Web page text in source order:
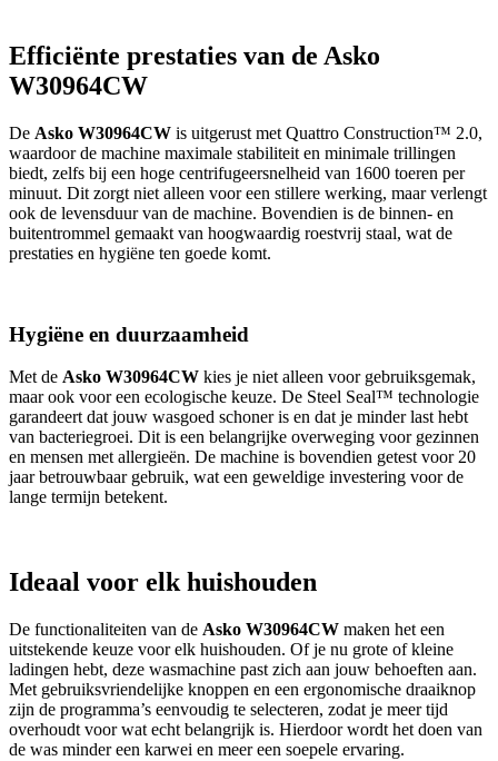
Efficiënte prestaties van de Asko
W30964CW
De Asko W30964CW is uitgerust met Quattro Construction™ 2.0,
waardoor de machine maximale stabiliteit en minimale trillingen
biedt, zelfs bij een hoge centrifugeersnelheid van 1600 toeren per
minuut. Dit zorgt niet alleen voor een stillere werking, maar verlengt
ook de levensduur van de machine. Bovendien is de binnen- en
buitentrommel gemaakt van hoogwaardig roestvrij staal, wat de
prestaties en hygiëne ten goede komt.
Hygiëne en duurzaamheid
Met de Asko W30964CW kies je niet alleen voor gebruiksgemak,
maar ook voor een ecologische keuze. De Steel Seal™ technologie
garandeert dat jouw wasgoed schoner is en dat je minder last hebt
van bacteriegroei. Dit is een belangrijke overweging voor gezinnen
en mensen met allergieën. De machine is bovendien getest voor 20
jaar betrouwbaar gebruik, wat een geweldige investering voor de
lange termijn betekent.
Ideaal voor elk huishouden
De functionaliteiten van de Asko W30964CW maken het een
uitstekende keuze voor elk huishouden. Of je nu grote of kleine
ladingen hebt, deze wasmachine past zich aan jouw behoeften aan.
Met gebruiksvriendelijke knoppen en een ergonomische draaiknop
zijn de programma’s eenvoudig te selecteren, zodat je meer tijd
overhoudt voor wat echt belangrijk is. Hierdoor wordt het doen van
de was minder een karwei en meer een soepele ervaring.